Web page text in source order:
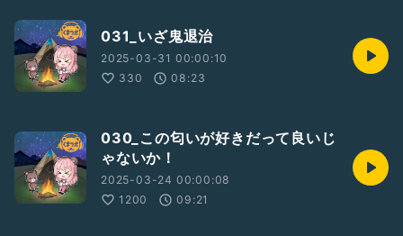
031_いざ鬼退治
2025-03-31 00:00:10
330
08:23
030_この匂いが好きだって良いじ
ゃないか！
2025-03-24 00:00:08
1200
09:21